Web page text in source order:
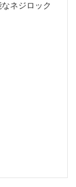
ネジロック